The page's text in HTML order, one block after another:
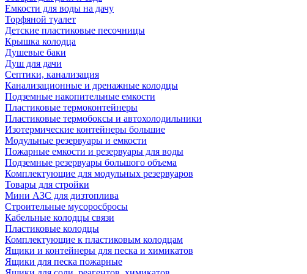
Емкости для воды на дачу
Торфяной туалет
Детские пластиковые песочницы
Крышка колодца
Душевые баки
Душ для дачи
Септики, канализация
Канализационные и дренажные колодцы
Подземные накопительные емкости
Пластиковые термоконтейнеры
Пластиковые термобоксы и автохолодильники
Изотермические контейнеры большие
Модульные резервуары и емкости
Пожарные емкости и резервуары для воды
Подземные резервуары большого объема
Комплектующие для модульных резервуаров
Товары для стройки
Мини АЗС для дизтоплива
Строительные мусоросбросы
Кабельные колодцы связи
Пластиковые колодцы
Комплектующие к пластиковым колодцам
Ящики и контейнеры для песка и химикатов
Ящики для песка пожарные